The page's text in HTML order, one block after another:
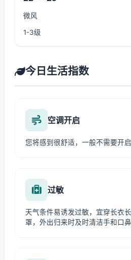
微风
1-3级
今日生活指数
空调开启
您将感到很舒适，一般不需要开启
过敏
天气条件易诱发过敏，宜穿长衣
罩，外出归来时及时清洁手和口鼻